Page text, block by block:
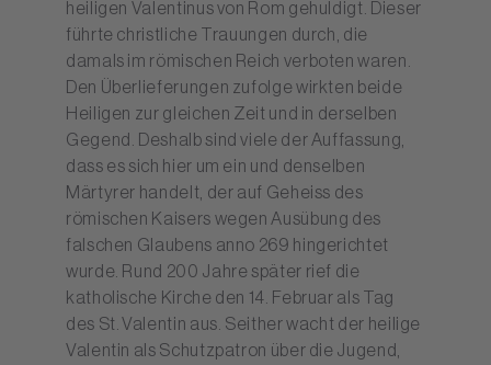
heiligen Valentinus von Rom gehuldigt. Dieser
führte christliche Trauungen durch, die
damals im römischen Reich verboten waren.
Den Überlieferungen zufolge wirkten beide
Heiligen zur gleichen Zeit und in derselben
Gegend. Deshalb sind viele der Auffassung,
dass es sich hier um ein und denselben
Märtyrer handelt, der auf Geheiss des
römischen Kaisers wegen Ausübung des
falschen Glaubens anno 269 hingerichtet
wurde. Rund 200 Jahre später rief die
katholische Kirche den 14. Februar als Tag
des St. Valentin aus. Seither wacht der heilige
Valentin als Schutzpatron über die Jugend,